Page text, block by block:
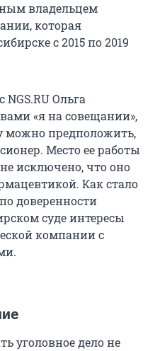
владельцем
которая
с 2015 по 2019
Ольга
«я на совещании»,
можно предположить,
Место ее работы
исключено, что оно
Как стало
доверенности
суде интересы
компании с
уголовное дело не